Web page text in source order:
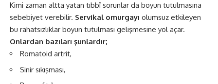
Kimi zaman altta yatan tıbbî sorunlar da boyun tutulmasına
sebebiyet verebilir. Servikal omurgayı olumsuz etkileyen
bu rahatsızlıklar boyun tutulması gelişmesine yol açar.
Onlardan bazıları şunlardır;
Romatoid artrit,
Sinir sıkışması,